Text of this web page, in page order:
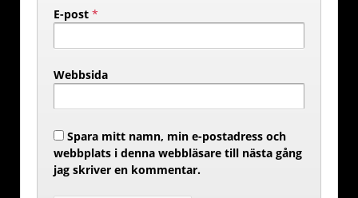
E-post *
Webbsida
Spara mitt namn, min e-postadress och
webbplats i denna webbläsare till nästa gång
jag skriver en kommentar.